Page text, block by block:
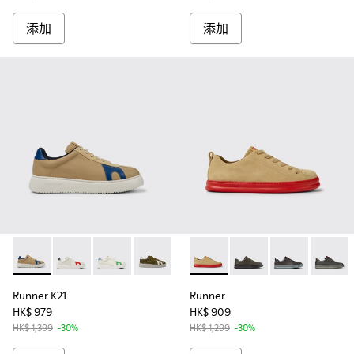
添加 添加
Runner K21 - K100743-010 - Beige
Runner K21 - K100743-044
Runner K21 - K100743-035
Runner K21 - K100743-011
Runner K21 - K100743-003 -
Runner K21
HK$ 979
HK$ 1,399 -30%
Runner - K100226-099 -
Runner - K100226-
Runner -
Runner
HK$ 909
HK$ 1,299 -30%